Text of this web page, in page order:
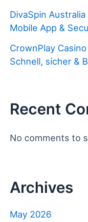
DivaSpin
Mobile App &
CrownPlay
Schnell, sicher &
Recent
No comments to
Archives
May 2026